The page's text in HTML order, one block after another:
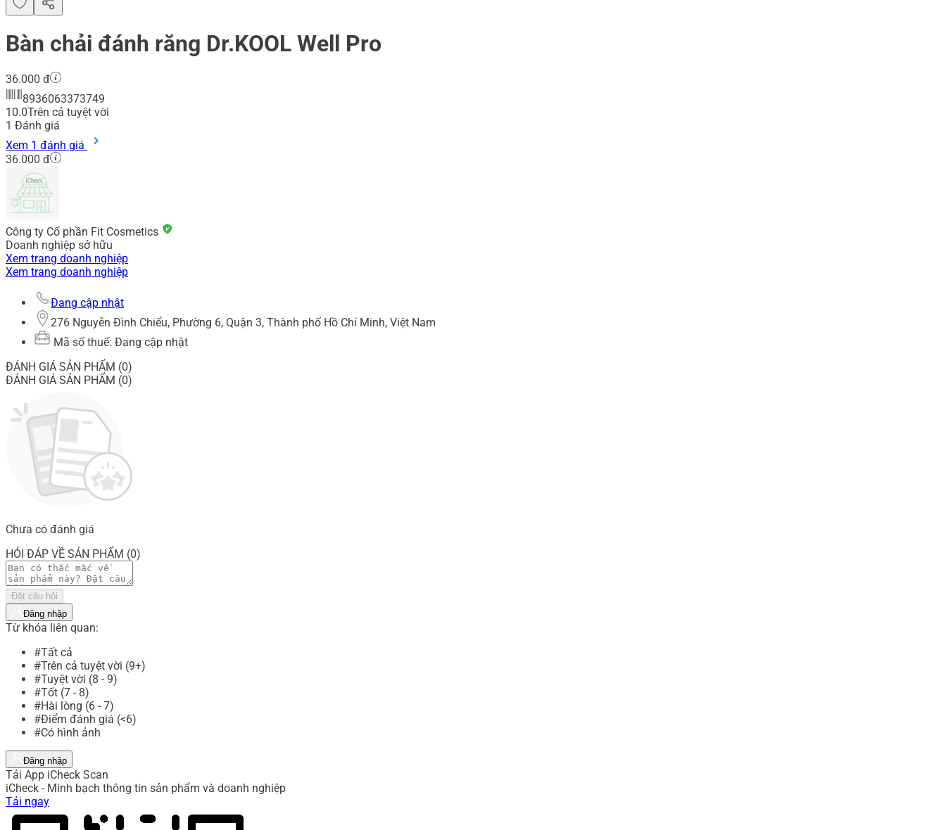
Bàn chải đánh răng Dr.KOOL Well Pro
36.000 đ
8936063373749
10.0Trên cả tuyệt vời
1 Đánh giá
Xem 1 đánh giá
36.000 đ
Công ty Cổ phần Fit Cosmetics
Doanh nghiệp sở hữu
Xem trang doanh nghiệp
Xem trang doanh nghiệp
Đang cập nhật
276 Nguyễn Đình Chiểu, Phường 6, Quận 3, Thành phố Hồ Chí Minh, Việt Nam
Mã số thuế: Đang cập nhật
ĐÁNH GIÁ SẢN PHẨM (0)
ĐÁNH GIÁ SẢN PHẨM (0)
Chưa có đánh giá
HỎI ĐÁP VỀ SẢN PHẨM (0)
Đặt câu hỏi
Đăng nhập
Từ khóa liên quan:
#Tất cả
#Trên cả tuyệt vời (9+)
#Tuyệt vời (8 - 9)
#Tốt (7 - 8)
#Hài lòng (6 - 7)
#Điểm đánh giá (<6)
#Có hình ảnh
Đăng nhập
Tải App iCheck Scan
iCheck - Minh bạch thông tin sản phẩm và doanh nghiệp
Tải ngay